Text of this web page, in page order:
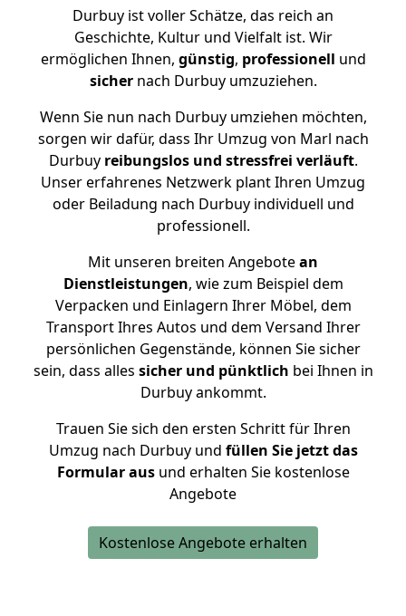
Durbuy ist voller Schätze, das reich an
Geschichte, Kultur und Vielfalt ist. Wir
ermöglichen Ihnen, günstig, professionell und
sichernach Durbuy umzuziehen.
Wenn Sie nun nach Durbuy umziehen möchten,
sorgen wir dafür, dass Ihr Umzug von Marl nach
Durbuy reibungslos und stressfrei verläuft.
Unser erfahrenes Netzwerk plant Ihren Umzug
oder Beiladung nach Durbuy individuell und
professionell.
Mit unseren breiten Angebotean
Dienstleistungen, wie zum Beispiel dem
Verpacken und Einlagern Ihrer Möbel, dem
Transport Ihres Autos und dem Versand Ihrer
persönlichen Gegenstände, können Sie sicher
sein, dass alles sicher und pünktlich bei Ihnen in
Durbuy ankommt.
Trauen Sie sich den ersten Schritt für Ihren
Umzug nach Durbuy und füllen Sie jetzt das
Formular ausund erhalten Sie kostenlose
Angebote
Kostenlose Angebote erhalten